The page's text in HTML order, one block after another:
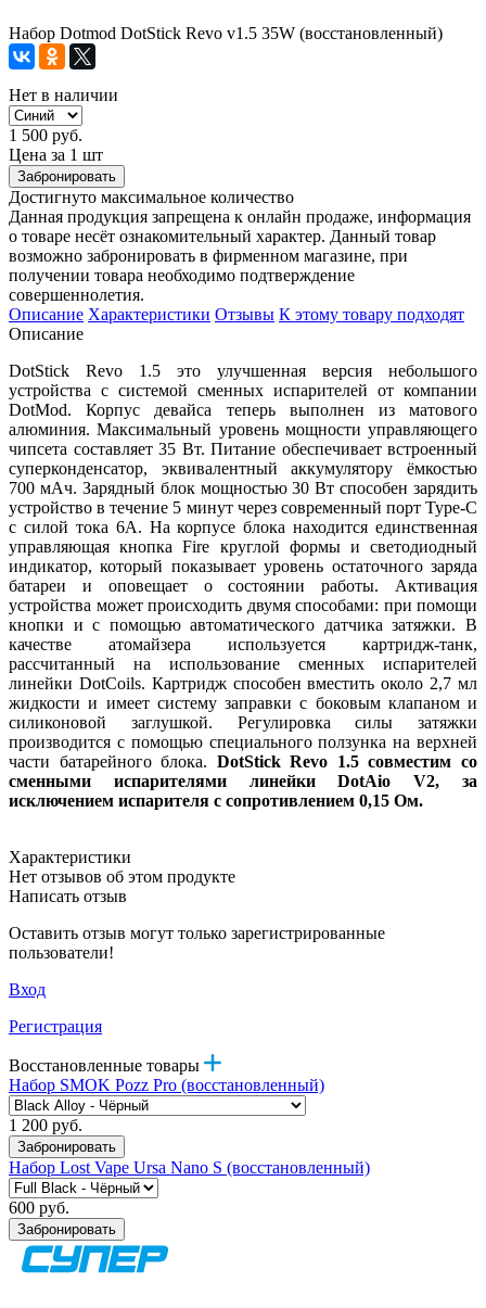
Набор Dotmod DotStick Revo v1.5 35W (восстановленный)
Нет в наличии
1 500 руб.
Цена за 1 шт
Забронировать
Достигнуто максимальное количество
Данная продукция запрещена к онлайн продаже, информация
о товаре несёт ознакомительный характер. Данный товар
возможно забронировать в фирменном магазине, при
получении товара необходимо подтверждение
совершеннолетия.
Описание Характеристики Отзывы К этому товару подходят
Описание
DotStick Revo 1.5 это улучшенная версия небольшого
устройства с системой сменных испарителей от компании
DotMod. Корпус девайса теперь выполнен из матового
алюминия. Максимальный уровень мощности управляющего
чипсета составляет 35 Вт. Питание обеспечивает встроенный
суперконденсатор, эквивалентный аккумулятору ёмкостью
700 мАч. Зарядный блок мощностью 30 Вт способен зарядить
устройство в течение 5 минут через современный порт Type-C
с силой тока 6А. На корпусе блока находится единственная
управляющая кнопка Fire круглой формы и светодиодный
индикатор, который показывает уровень остаточного заряда
батареи и оповещает о состоянии работы. Активация
устройства может происходить двумя способами: при помощи
кнопки и с помощью автоматического датчика затяжки. В
качестве атомайзера используется картридж-танк,
рассчитанный на использование сменных испарителей
линейки DotCoils. Картридж способен вместить около 2,7 мл
жидкости и имеет систему заправки с боковым клапаном и
силиконовой заглушкой. Регулировка силы затяжки
производится с помощью специального ползунка на верхней
части батарейного блока. DotStick Revo 1.5 совместим со
сменными испарителями линейки DotAio V2, за
исключением испарителя с сопротивлением 0,15 Ом.
Характеристики
Нет отзывов об этом продукте
Написать отзыв
Оставить отзыв могут только зарегистрированные
пользователи!
Вход
Регистрация
Восстановленные товары
Набор SMOK Pozz Pro (восстановленный)
1 200 руб.
Забронировать
Набор Lost Vape Ursa Nano S (восстановленный)
600 руб.
Забронировать